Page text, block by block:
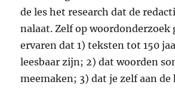
de les het research dat de
nalaat. Zelf op woordonderzoek
ervaren dat 1) teksten tot 150
leesbaar zijn; 2) dat woorden
meemaken; 3) dat je zelf aan de